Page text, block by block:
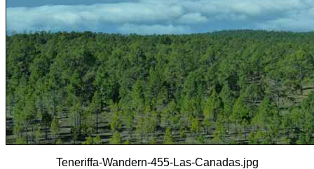
Teneriffa-Wandern-455-Las-Canadas.jpg